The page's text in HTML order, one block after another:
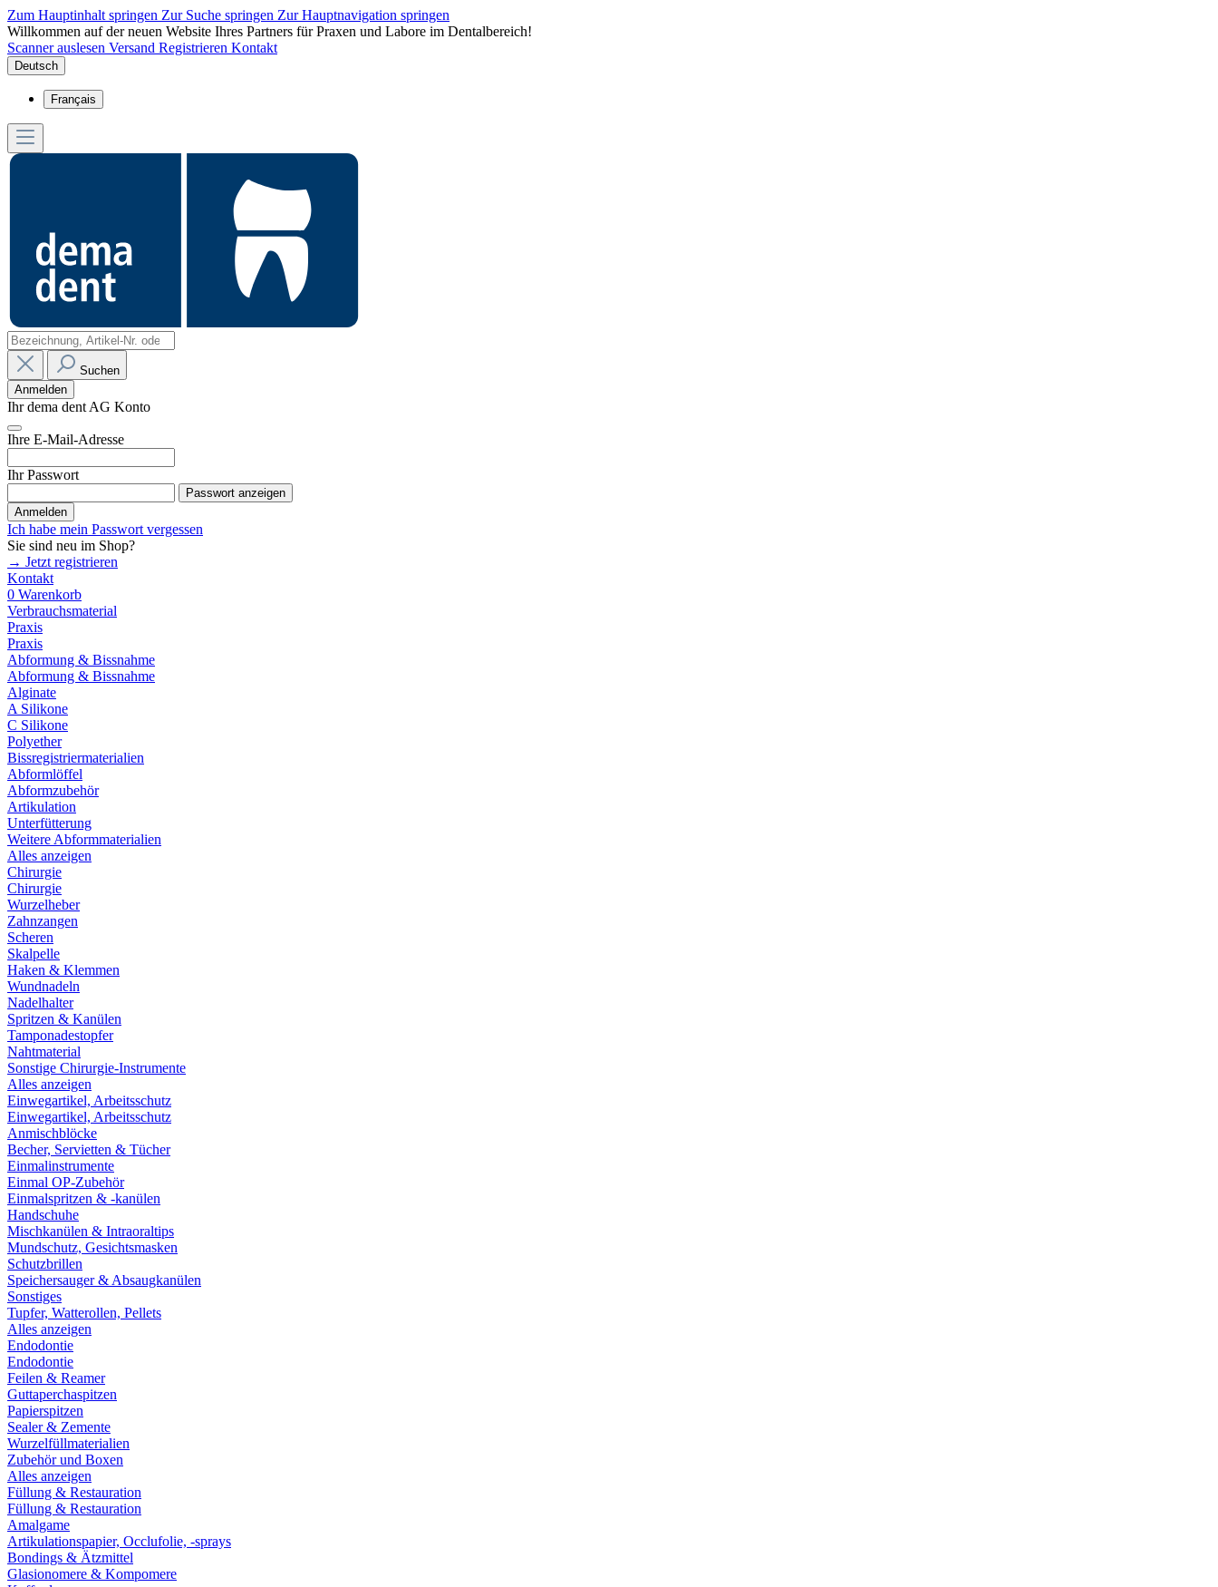
Zum Hauptinhalt springen Zur Suche springen Zur Hauptnavigation springen
Willkommen auf der neuen Website Ihres Partners für Praxen und Labore im Dentalbereich!
Scanner auslesen Versand Registrieren Kontakt
Deutsch
Français
Suchen
Anmelden
Ihr dema dent AG Konto
Ihre E-Mail-Adresse
Ihr Passwort
Passwort anzeigen
Anmelden
Ich habe mein Passwort vergessen
Sie sind neu im Shop?
→ Jetzt registrieren
Kontakt
0 Warenkorb
Verbrauchsmaterial
Praxis
Praxis
Abformung & Bissnahme
Abformung & Bissnahme
Alginate
A Silikone
C Silikone
Polyether
Bissregistriermaterialien
Abformlöffel
Abformzubehör
Artikulation
Unterfütterung
Weitere Abformmaterialien
Alles anzeigen
Chirurgie
Chirurgie
Wurzelheber
Zahnzangen
Scheren
Skalpelle
Haken & Klemmen
Wundnadeln
Nadelhalter
Spritzen & Kanülen
Tamponadestopfer
Nahtmaterial
Sonstige Chirurgie-Instrumente
Alles anzeigen
Einwegartikel, Arbeitsschutz
Einwegartikel, Arbeitsschutz
Anmischblöcke
Becher, Servietten & Tücher
Einmalinstrumente
Einmal OP-Zubehör
Einmalspritzen & -kanülen
Handschuhe
Mischkanülen & Intraoraltips
Mundschutz, Gesichtsmasken
Schutzbrillen
Speichersauger & Absaugkanülen
Sonstiges
Tupfer, Watterollen, Pellets
Alles anzeigen
Endodontie
Endodontie
Feilen & Reamer
Guttaperchaspitzen
Papierspitzen
Sealer & Zemente
Wurzelfüllmaterialien
Zubehör und Boxen
Alles anzeigen
Füllung & Restauration
Füllung & Restauration
Amalgame
Artikulationspapier, Occlufolie, -sprays
Bondings & Ätzmittel
Glasionomere & Kompomere